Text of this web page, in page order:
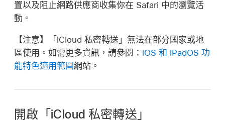
置以及阻止網路供應商收集你在 Safari 中的瀏覽活
動。
【注意】
「iCloud 私密轉送」無法在部分國家或地
區使用。如需更多資訊，請參閱： iOS 和 iPadOS 功
能特色適用範圍網站。
開啟「iCloud 私密轉送」